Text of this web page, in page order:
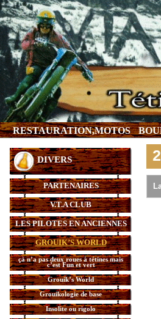
RESTAURATION,MOTOS
DIVERS
PARTENAIRES
V.T.A CLUB
LES PILOTES EN ANCIENNES
GROUIK’S WORLD
çà n’a pas deux roues à tétines mais
c’est Fun et vert
Grouik’s World
Grouikologie de base
Insolite ou rigolo